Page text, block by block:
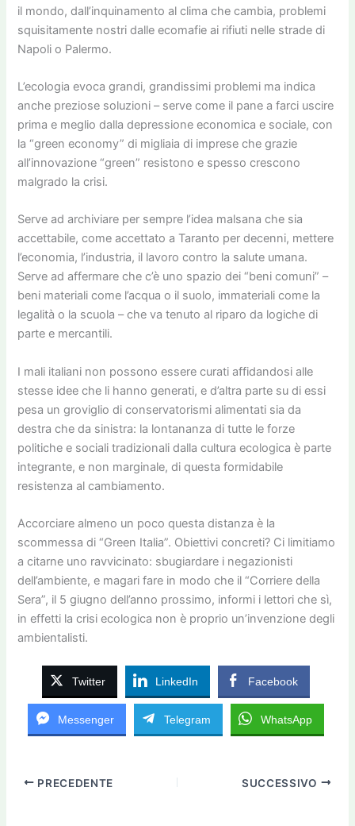
il mondo, dall’inquinamento al clima che cambia, problemi
squisitamente nostri dalle ecomafie ai rifiuti nelle strade di
Napoli o Palermo.
L’ecologia evoca grandi, grandissimi problemi ma indica
anche preziose soluzioni – serve come il pane a farci uscire
prima e meglio dalla depressione economica e sociale, con
la “green economy” di migliaia di imprese che grazie
all’innovazione “green” resistono e spesso crescono
malgrado la crisi.
Serve ad archiviare per sempre l’idea malsana che sia
accettabile, come accettato a Taranto per decenni, mettere
l’economia, l’industria, il lavoro contro la salute umana.
Serve ad affermare che c’è uno spazio dei “beni comuni” –
beni materiali come l’acqua o il suolo, immateriali come la
legalità o la scuola – che va tenuto al riparo da logiche di
parte e mercantili.
I mali italiani non possono essere curati affidandosi alle
stesse idee che li hanno generati, e d’altra parte su di essi
pesa un groviglio di conservatorismi alimentati sia da
destra che da sinistra: la lontananza di tutte le forze
politiche e sociali tradizionali dalla cultura ecologica è parte
integrante, e non marginale, di questa formidabile
resistenza al cambiamento.
Accorciare almeno un poco questa distanza è la
scommessa di “Green Italia”. Obiettivi concreti? Ci limitiamo
a citarne uno ravvicinato: sbugiardare i negazionisti
dell’ambiente, e magari fare in modo che il “Corriere della
Sera”, il 5 giugno dell’anno prossimo, informi i lettori che sì,
in effetti la crisi ecologica non è proprio un’invenzione degli
ambientalisti.
Twitter LinkedIn Facebook
Messenger Telegram WhatsApp
PRECEDENTE SUCCESSIVO